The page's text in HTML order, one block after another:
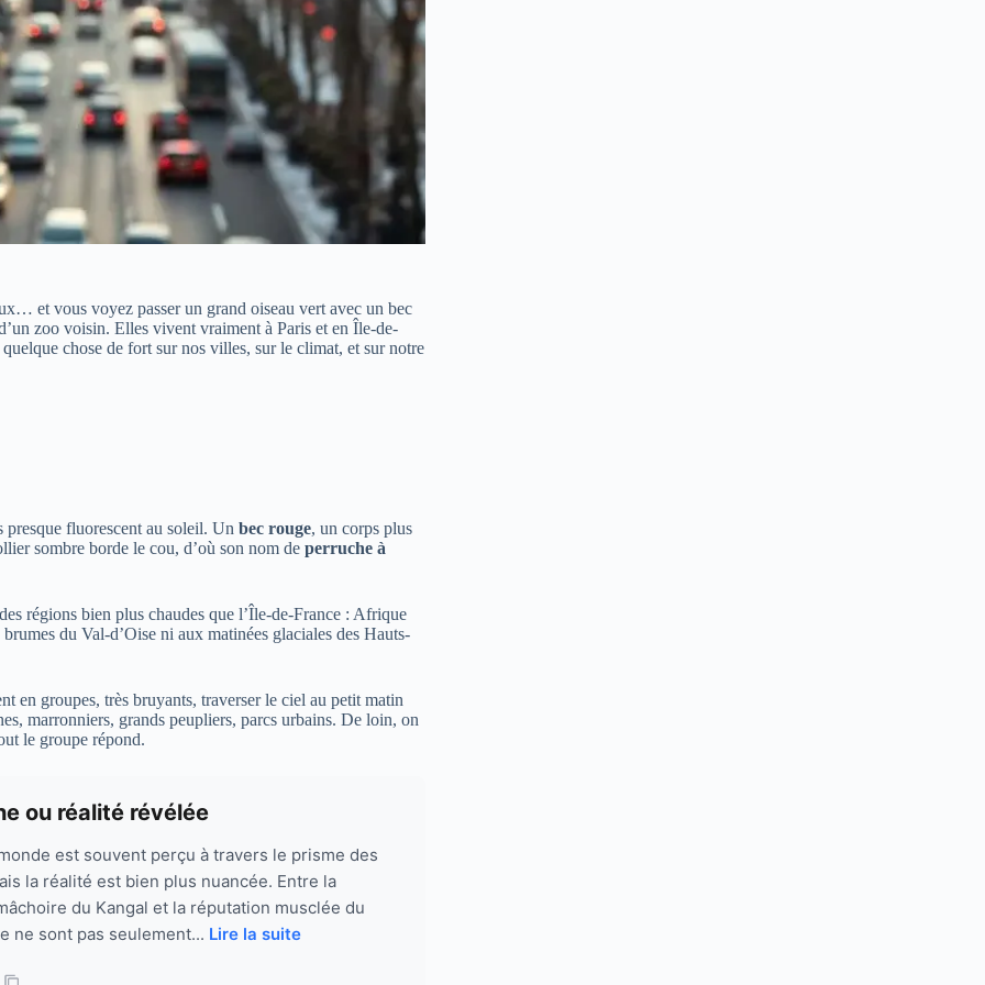
et vous voyez passer un grand oiseau vert avec un bec
zoo voisin. Elles vivent vraiment à Paris et en Île-de-
chose de fort sur nos villes, sur le climat, et sur notre
fluorescent au soleil. Un bec rouge, un corps plus
sombre borde le cou, d’où son nom de perruche à
régions bien plus chaudes que l’Île-de-France : Afrique
du Val-d’Oise ni aux matinées glaciales des Hauts-
en groupes, très bruyants, traverser le ciel au petit matin
marronniers, grands peupliers, parcs urbains. De loin, on
le groupe répond.
ou réalité révélée
est souvent perçu à travers le prisme des
la réalité est bien plus nuancée. Entre la
du Kangal et la réputation musclée du
ne sont pas seulement... Lire la suite